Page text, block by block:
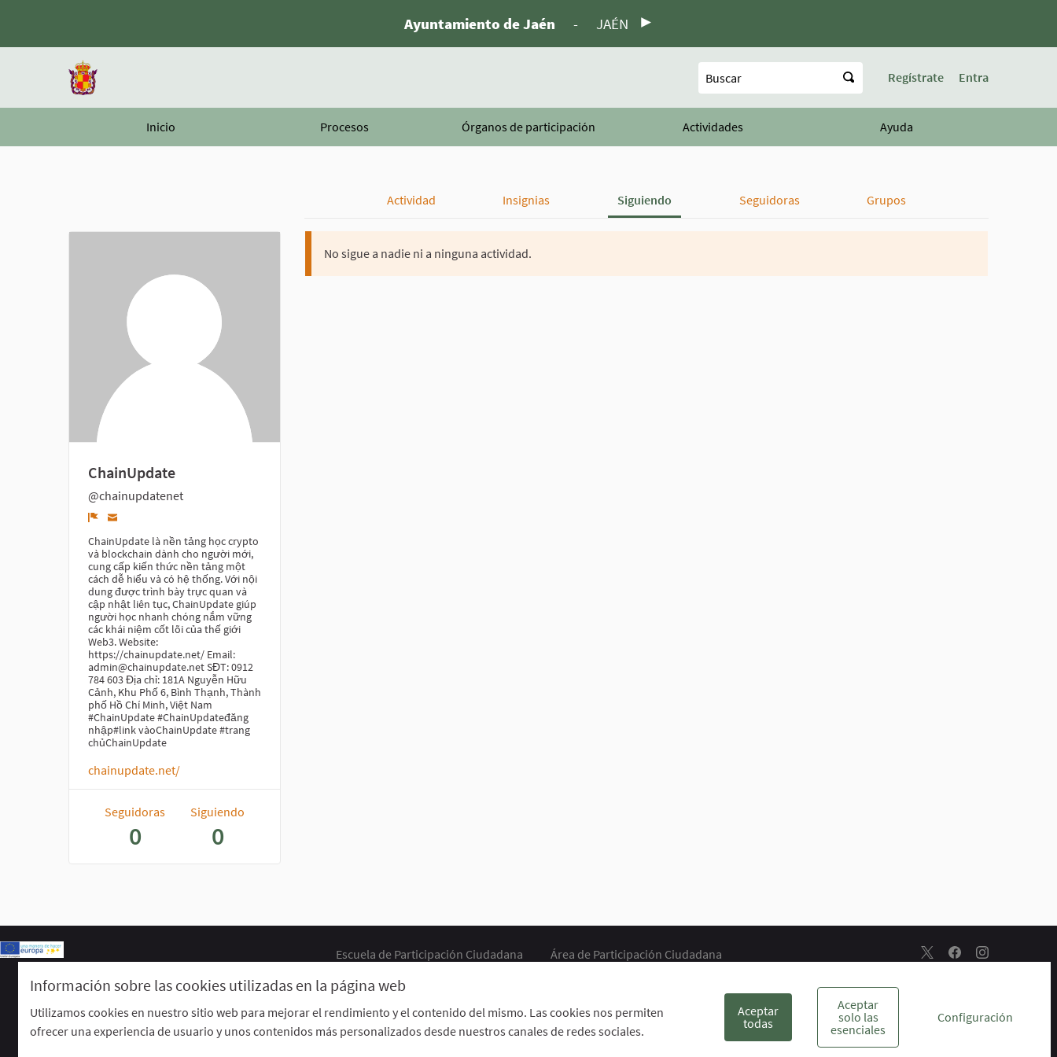
Información sobre las cookies utilizadas en la página web
Utilizamos cookies en nuestro sitio web para mejorar el rendimiento y el contenido del mismo. Las cookies nos permiten
ofrecer una experiencia de usuario y unos contenidos más personalizados desde nuestros canales de redes sociales.
Aceptar
todas
Aceptar
solo las
esenciales
Configuración
Ayuntamiento de Jaén - JAÉN
Regístrate Entra
Inicio Procesos Órganos de participación Actividades Ayuda
Actividad Insignias Siguiendo Seguidoras Grupos
ChainUpdate
@chainupdatenet
Denunciar
ChainUpdate là nền tảng học crypto
và blockchain dành cho người mới,
cung cấp kiến thức nền tảng một
cách dễ hiểu và có hệ thống. Với nội
dung được trình bày trực quan và
cập nhật liên tục, ChainUpdate giúp
người học nhanh chóng nắm vững
các khái niệm cốt lõi của thế giới
Web3. Website:
https://chainupdate.net/ Email:
admin@chainupdate.net SĐT: 0912
784 603 Địa chỉ: 181A Nguyễn Hữu
Cảnh, Khu Phố 6, Bình Thạnh, Thành
phố Hồ Chí Minh, Việt Nam
#ChainUpdate #ChainUpdateđăng
nhập#link vàoChainUpdate #trang
chủChainUpdate
chainupdate.net/
Seguidoras
0
Siguiendo
0
No sigue a nadie ni a ninguna actividad.
Escuela de Participación Ciudadana
Área de Participación Ciudadana
Descargar ficheros de datos abiertos
Escuela de Participación
Escuela deEscuela de
Web creada consoftware libre
.